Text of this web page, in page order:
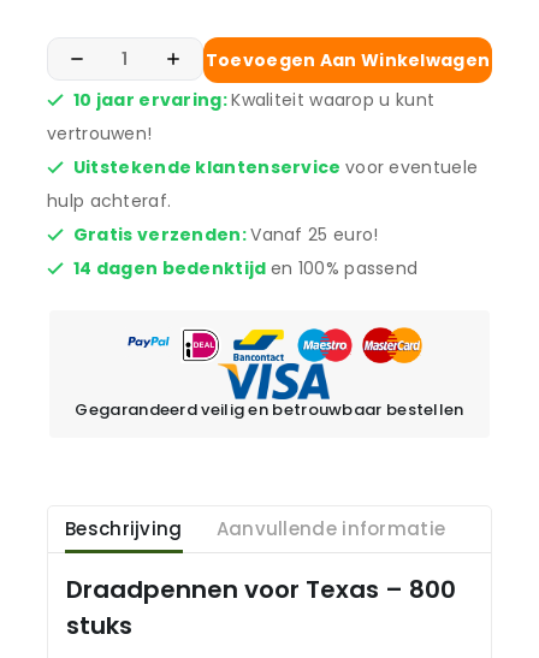
Toevoegen Aan Winkelwagen
10 jaar ervaring:Kwaliteit waarop u kunt
vertrouwen!
Uitstekende klantenservice voor eventuele
hulp achteraf.
Gratis verzenden:Vanaf 25 euro!
14 dagen bedenktijd en 100% passend
Gegarandeerd veilig en betrouwbaar bestellen
Beschrijving Aanvullende informatie
Draadpennen voor Texas – 800
stuks